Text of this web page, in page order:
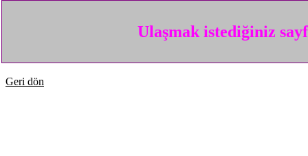
Ulaşmak istediğiniz
Geri dön